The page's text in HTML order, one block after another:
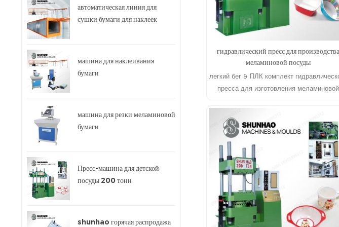
автоматическая линия для
сушки бумаги для наклеек
машина для наклеивания
бумаги
машина для резки меламиновой
бумаги
Пресс-машина для детской
посуды 200 тонн
shunhao горячая распродажа
гидравлический пресс для производства
меламиновой посуды
легкий бег & ПЛК комплект
пресса для изготовления меламиновой